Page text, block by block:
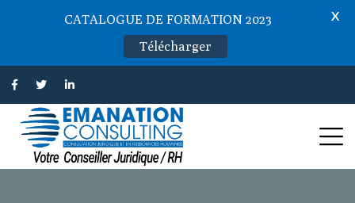
CATALOGUE DE FORMATION 2023
Télécharger
X